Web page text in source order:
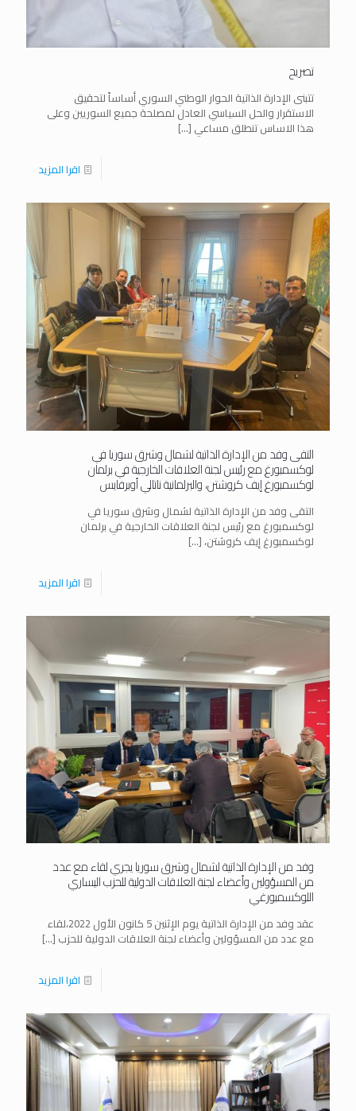
تصريح
تتبنى الإدارة الذاتية الحوار الوطني السوري أساساً لتحقيق
الاستقرار والحل السياسي العادل لمصلحة جميع السوريين وعلى
هذا الاساس تنطلق مساعي […]
اقرا المزيد
التقى وفد من الإدارة الذاتية لشمال وشرق سوريا في
لوكسمبورغ مع رئيس لجنة العلاقات الخارجية في برلمان
لوكسمبورغ إيف كروشتن، والبرلمانية ناتالي أوبرفايس
التقى وفد من الإدارة الذاتية لشمال وشرق سوريا في
لوكسمبورغ مع رئيس لجنة العلاقات الخارجية في برلمان
لوكسمبورغ إيف كروشتن،[…]
اقرا المزيد
وفد من الإدارة الذاتية لشمال وشرق سوريا يجري لقاء مع عدد
من المسؤولين وأعضاء لجنة العلاقات الدولية للحزب اليساري
اللوكسمبورغي
عقد وفد من الإدارة الذاتية يوم الإثنين 5 كانون الأول 2022،لقاء
مع عدد من المسؤولين وأعضاء لجنة العلاقات الدولية للحزب […]
اقرا المزيد